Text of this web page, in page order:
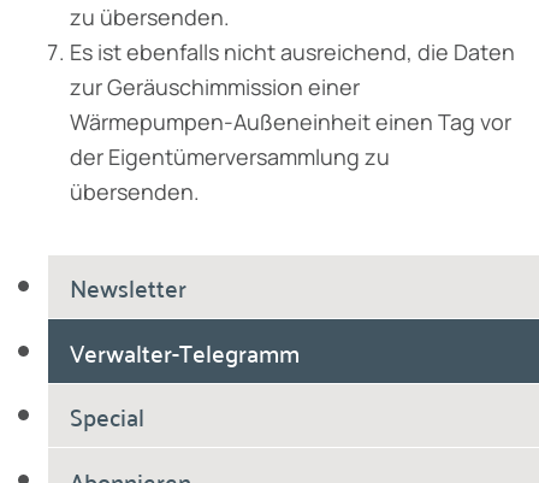
Newsletter
Verwalter-Telegramm
Special
zu übersenden.
Es ist ebenfalls nicht ausreichend, die Daten
zur Geräuschimmission einer
Wärmepumpen-Außeneinheit einen Tag vor
der Eigentümerversammlung zu
übersenden.